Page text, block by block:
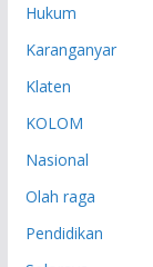
Hukum
Karanganyar
Klaten
KOLOM
Nasional
Olah raga
Pendidikan